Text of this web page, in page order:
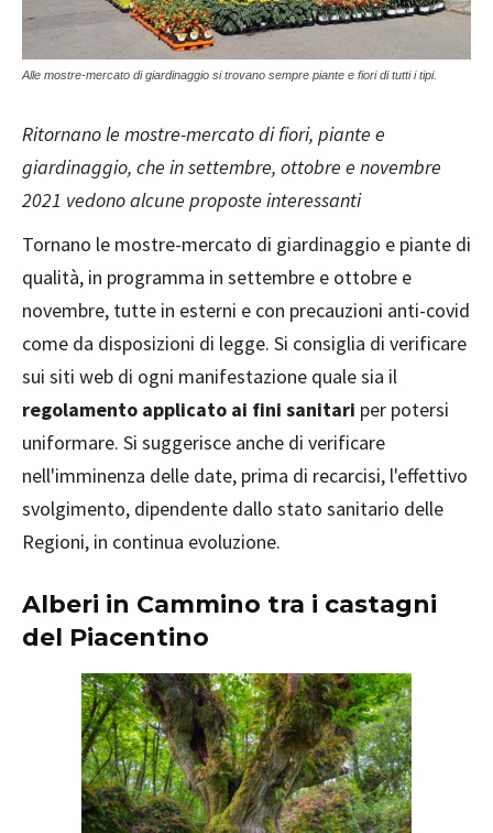
Alle mostre-mercato di giardinaggio si trovano sempre piante e fiori di tutti i tipi.
Ritornano le mostre-mercato di fiori, piante e
giardinaggio, che in settembre, ottobre e novembre
2021 vedono alcune proposte interessanti
Tornano le mostre-mercato di giardinaggio e piante di
qualità, in programma in settembre e ottobre e
novembre, tutte in esterni e con precauzioni anti-covid
come da disposizioni di legge. Si consiglia di verificare
sui siti web di ogni manifestazione quale sia il
regolamento applicato ai fini sanitari per potersi
uniformare. Si suggerisce anche di verificare
nell'imminenza delle date, prima di recarcisi, l'effettivo
svolgimento, dipendente dallo stato sanitario delle
Regioni, in continua evoluzione.
Alberi in Cammino tra i castagni
del Piacentino